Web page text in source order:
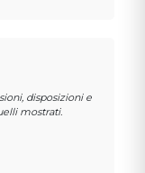
disposizioni e
mostrati.